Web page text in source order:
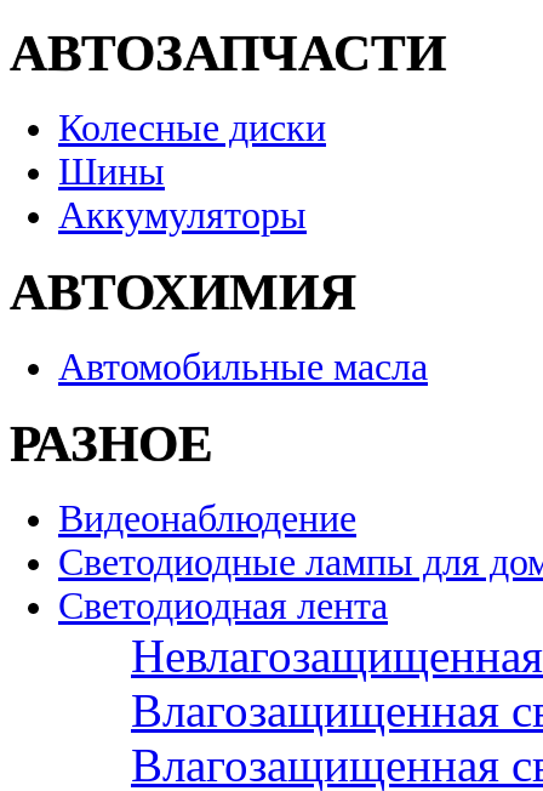
АВТОЗАПЧАСТИ
Колесные диски
Шины
Аккумуляторы
АВТОХИМИЯ
Автомобильные масла
РАЗНОЕ
Видеонаблюдение
Светодиодные лампы для
Светодиодная лента
Влагозащищенная
Влагозащищенная